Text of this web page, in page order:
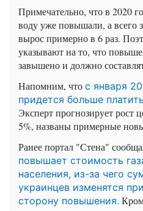
Примечательно, что в 2020
воду уже повышали, а всего
вырос примерно в 6 раз. П
указывают на то, что
завышено и должно
Напомним, что с января
придется больше
Эксперт прогнозирует рост
5%, названы примерные
Ранее портал "Стена"
повышает стоимость
населения, из-за чего
украинцев изменятся
сторону повышения.